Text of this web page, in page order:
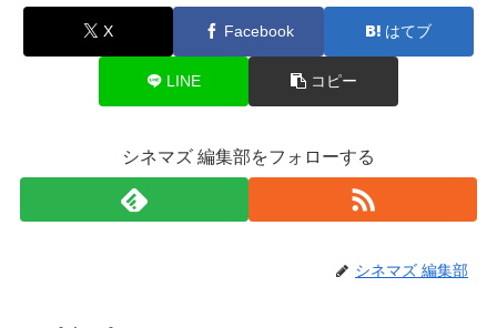
X Facebook はてブ
LINE コピー
シネマズ 編集部をフォローする
シネマズ 編集部